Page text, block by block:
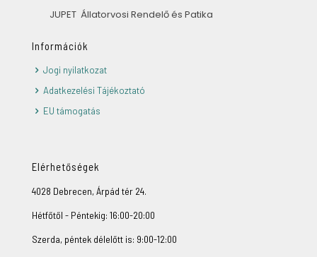
JUPET Állatorvosi Rendelő és Patika
Információk
Jogi nyilatkozat
Adatkezelési Tájékoztató
EU támogatás
Elérhetőségek
4028 Debrecen, Árpád tér 24.
Hétfőtől - Péntekig: 16:00-20:00
Szerda, péntek délelőtt is: 9:00-12:00